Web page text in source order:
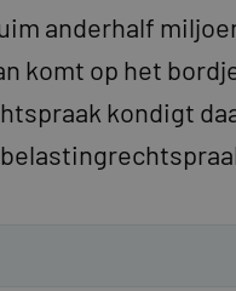
anderhalf
komt op het
kondigt